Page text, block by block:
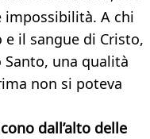
A chi
il sangue di Cristo,
una qualità
non si poteva
dall’alto delle